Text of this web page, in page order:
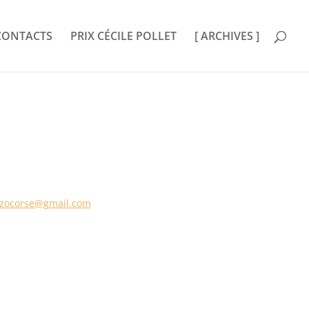
PRIX CÉCILE POLLET [ ARCHIVES ]